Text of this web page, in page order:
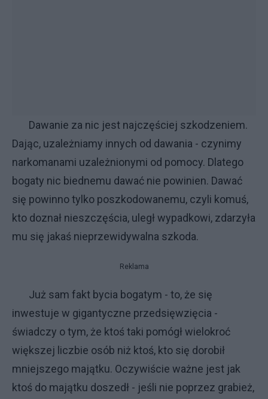
Dawanie za nic jest najczęściej szkodzeniem.
Dając, uzależniamy innych od dawania - czynimy
narkomanami uzależnionymi od pomocy. Dlatego
bogaty nic biednemu dawać nie powinien. Dawać
się powinno tylko poszkodowanemu, czyli komuś,
kto doznał nieszczęścia, uległ wypadkowi, zdarzyła
mu się jakaś nieprzewidywalna szkoda.
Reklama
Już sam fakt bycia bogatym - to, że się
inwestuje w gigantyczne przedsięwzięcia -
świadczy o tym, że ktoś taki pomógł wielokroć
większej liczbie osób niż ktoś, kto się dorobił
mniejszego majątku. Oczywiście ważne jest jak
ktoś do majątku doszedł - jeśli nie poprzez grabież,